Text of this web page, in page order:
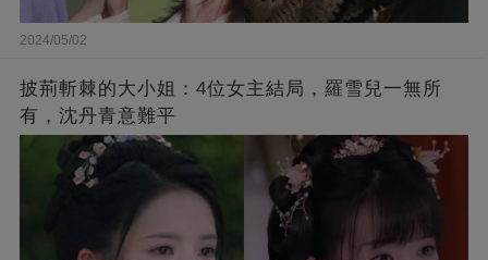
2024/05/02
披荊斬棘的大小姐：4位女主結局，羅雪兒一無所
有，沈丹青意難平